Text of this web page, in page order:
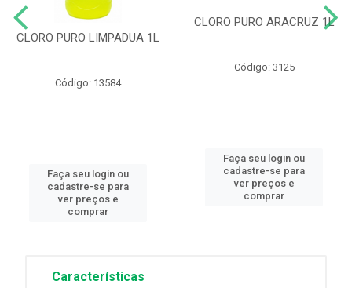
CLORO PURO LIMPADUA 1L
Código: 13584
Faça seu login ou
cadastre-se para
ver preços e
comprar
CLORO PURO ARACRUZ 1L
Código: 3125
Faça seu login ou
cadastre-se para
ver preços e
comprar
Características